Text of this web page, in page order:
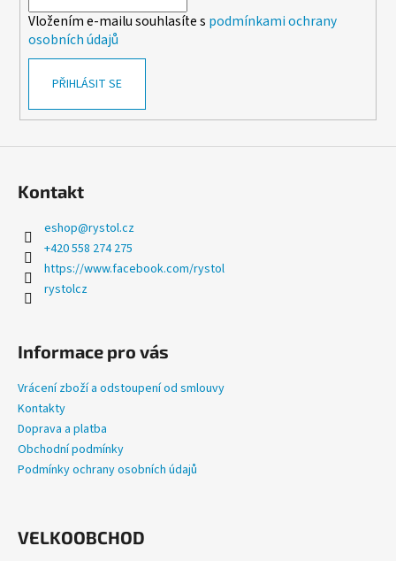
v
k
s
Vložením e-mailu souhlasíte s podmínkami ochrany
osobních údajů
PŘIHLÁSIT SE
Kontakt
eshop@rystol.cz
+420 558 274 275
https://www.facebook.com/rystol
rystolcz
Informace pro vás
Vrácení zboží a odstoupení od smlouvy
Kontakty
Doprava a platba
Obchodní podmínky
Podmínky ochrany osobních údajů
VELKOOBCHOD